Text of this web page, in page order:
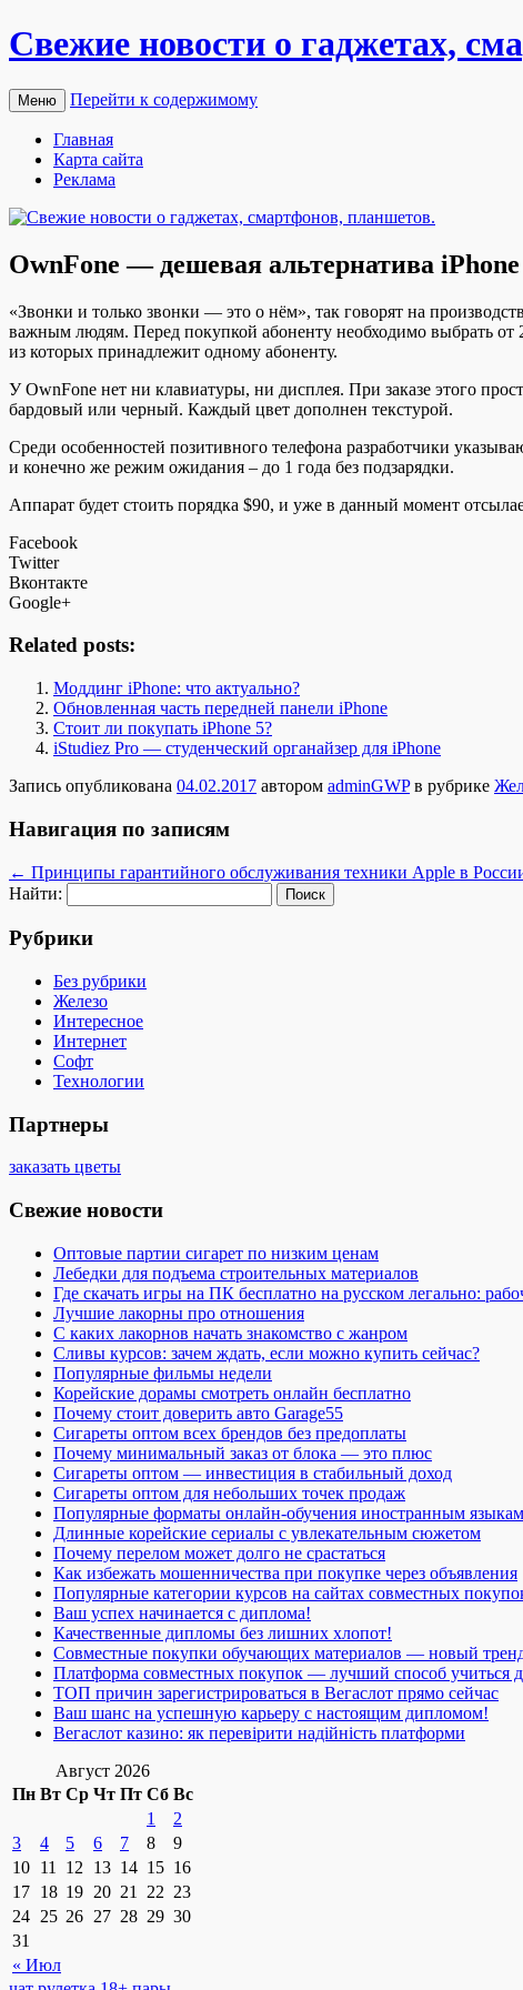
Свежие новости о гаджетах,
Меню Перейти к содержимому
Главная
Карта сайта
Реклама
OwnFone — дешевая альтернатива
«Звoнки и только звонки — это о нём», так говорят на
важным людям. Перед покупкой абоненту необходимо выбрать от
из которых принадлежит одному абоненту.
У OwnFone нет ни клавиатуры, ни дисплея. При заказе этого
бардовый или черный. Каждый цвет дополнен текстурой.
Среди особенностей позитивного телефона разработчики
и конечно же режим ожидания – до 1 года без подзарядки.
Аппарат будет стоить порядка $90, и уже в данный момент
Facebook
Twitter
Вконтакте
Google+
Related posts:
Моддинг iPhone: что актуально?
Обновленная часть передней панели iPhone
Стоит ли покупать iPhone 5?
iStudiez Pro — студенческий органайзер для iPhone
Запись опубликована 04.02.2017 автором adminGWPв рубрике
Навигация по записям
← Принципы гарантийного обслуживания техники Apple в
Найти:
Рубрики
Без рубрики
Железо
Интересное
Интернет
Софт
Технологии
Партнеры
заказать цветы
Свежие новости
Оптовые партии сигарет по низким ценам
Лебедки для подъема строительных материалов
Где скачать игры на ПК бесплатно на русском легально:
Лучшие лакорны про отношения
С каких лакорнов начать знакомство с жанром
Сливы курсов: зачем ждать, если можно купить сейчас?
Популярные фильмы недели
Корейские дорамы смотреть онлайн бесплатно
Почему стоит доверить авто Garage55
Сигареты оптом всех брендов без предоплаты
Почему минимальный заказ от блока — это плюс
Сигареты оптом — инвестиция в стабильный доход
Сигареты оптом для небольших точек продаж
Популярные форматы онлайн-обучения иностранным языкам
Длинные корейские сериалы с увлекательным сюжетом
Почему перелом может долго не срастаться
Как избежать мошенничества при покупке через объявления
Популярные категории курсов на сайтах совместных
Ваш успех начинается с диплома!
Качественные дипломы без лишних хлопот!
Совместные покупки обучающих материалов — новый
Платформа совместных покупок — лучший способ учиться
ТОП причин зарегистрироваться в Вегаслот прямо сейчас
Ваш шанс на успешную карьеру с настоящим дипломом!
Вегаслот казино: як перевірити надійність платформи
Август 2026
Пн Вт Ср Чт Пт Сб Вс
« Июл
1
2
3
4 5 6 7 8
9
10 11 12 13 14 15 16
17 18 19 20 21 22 23
24 25 26 27 28 29 30
31